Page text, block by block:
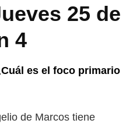
25 de
4
es el foco primario
de Marcos tiene